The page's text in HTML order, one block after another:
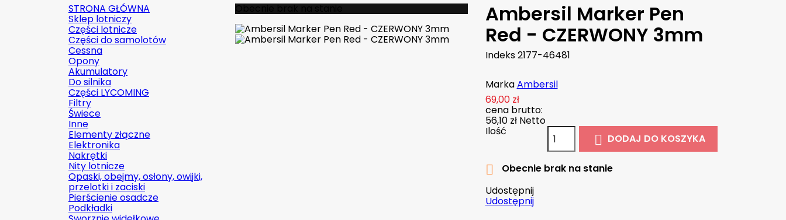
STRONA GŁÓWNA
Sklep lotniczy
Części lotnicze
Części do samolotów
Cessna
Opony
Akumulatory
Do silnika
Części LYCOMING
Filtry
Świece
Inne
Elementy złączne
Elektronika
Nakrętki
Nity lotnicze
Opaski, obejmy, osłony, owijki,
przelotki i zaciski
Pierścienie osadcze
Podkładki
Ambersil Marker Pen
Red - CZERWONY 3mm
Indeks2177-46481
MarkaAmbersil
69,00 zł
cena brutto:
56,10 zł Netto
Ilość
 DODAJ DO KOSZYKA

Obecnie brak na stanie
Udostępnij
Udostępnij